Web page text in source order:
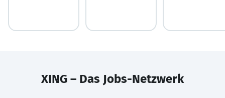
XING – Das Jobs-Netzwerk